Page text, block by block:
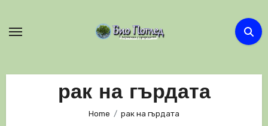
рак на гърдата
Home рак на гърдата